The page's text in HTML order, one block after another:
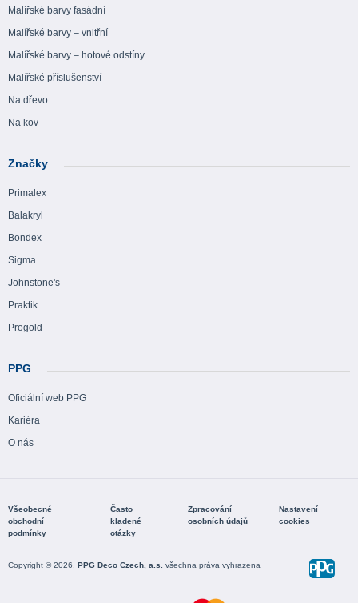
Malířské barvy fasádní
Malířské barvy – vnitřní
Malířské barvy – hotové odstíny
Malířské příslušenství
Na dřevo
Na kov
Značky
Primalex
Balakryl
Bondex
Sigma
Johnstone's
Praktik
Progold
PPG
Oficiální web PPG
Kariéra
O nás
Všeobecné
obchodní
podmínky
Často
kladené
otázky
Zpracování
osobních údajů
Nastavení
cookies
Copyright © 2026, PPG Deco Czech, a.s. všechna práva vyhrazena